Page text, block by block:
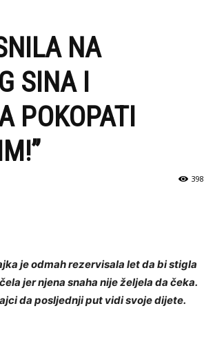
NA
SINA I
POKOPATI
398
je odmah rezervisala let da bi stigla
jer njena snaha nije željela da čeka.
da posljednji put vidi svoje dijete.